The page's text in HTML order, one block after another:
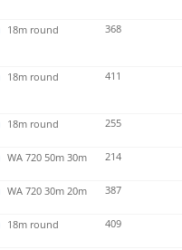
18m round 368
18m round 411
18m round 255
WA 720 50m 30m 214
WA 720 30m 20m 387
18m round 409